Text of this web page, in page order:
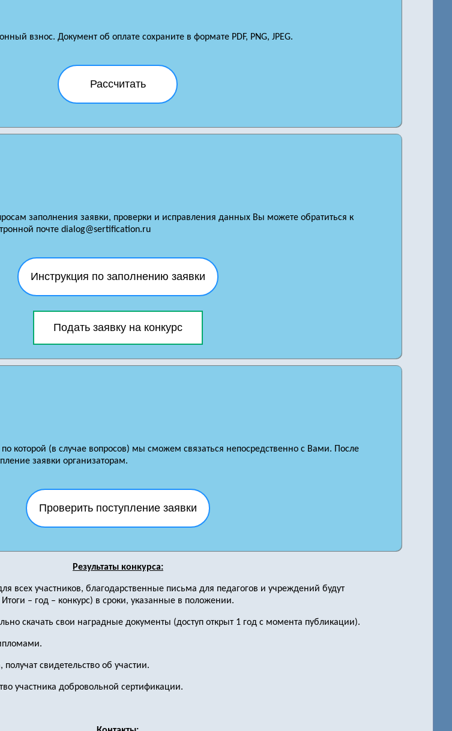
взнос. Документ об оплате сохраните в формате PDF, PNG, JPEG.
Рассчитать
заполнения заявки, проверки и исправления данных Вы можете обратиться к
почте dialog@sertification.ru
Инструкция по заполнению заявки
Подать заявку на конкурс
которой (в случае вопросов) мы сможем связаться непосредственно с Вами. После
заявки организаторам.
Проверить поступление заявки
Результаты конкурса:
всех участников, благодарственные письма для педагогов и учреждений будут
– год – конкурс) в сроки, указанные в положении.
скачать свои наградные документы (доступ открыт 1 год с момента публикации).
свидетельство об участии.
участника добровольной сертификации.